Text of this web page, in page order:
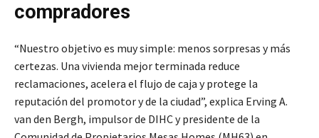
compradores
“Nuestro objetivo es muy simple: menos sorpresas y más
certezas. Una vivienda mejor terminada reduce
reclamaciones, acelera el flujo de caja y protege la
reputación del promotor y de la ciudad”, explica Erving A.
van den Bergh, impulsor de DIHC y presidente de la